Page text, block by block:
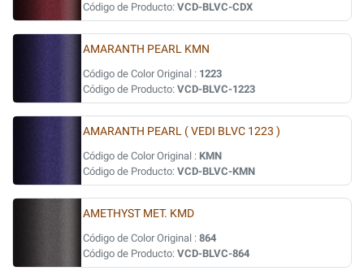
Código de Producto: VCD-BLVC-CDX
AMARANTH PEARL KMN
Código de Color Original : 1223
Código de Producto: VCD-BLVC-1223
AMARANTH PEARL ( VEDI BLVC 1223 )
Código de Color Original : KMN
Código de Producto: VCD-BLVC-KMN
AMETHYST MET. KMD
Código de Color Original : 864
Código de Producto: VCD-BLVC-864